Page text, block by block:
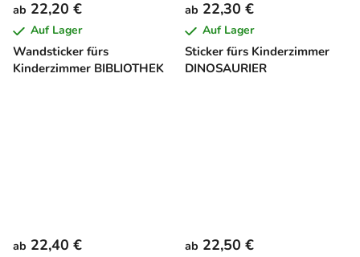
Wandsticker fürs
Kinderzimmer BIBLIOTHEK
ab 22,20 €
Auf Lager
Sticker fürs Kinderzimmer
DINOSAURIER
ab 22,30 €
Auf Lager
ab 22,40 € ab 22,50 €